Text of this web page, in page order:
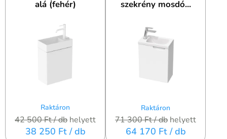
alá (fehér)
Raktáron
42 500 Ft/ db helyett
38 250 Ft / db
szekrény mosdó...
Raktáron
71 300 Ft/ db helyett
64 170 Ft / db